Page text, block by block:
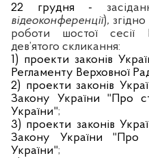
22 грудня -
відеоконференції),
роботи шостої сесії
дев’ятого скликання:
1) проекти законів
Регламенту Верховної
2) проекти законів
Закону України " Про
України";
3) проекти законів
Закону України " Про
України";